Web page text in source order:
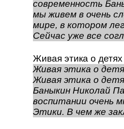
современность
мы живем в очень
мире, в котором
Сейчас уже все
Живая этика о
Живая этика о
Живая этика о
Баныкин Николай
воспитании очень
Этики. В чем же